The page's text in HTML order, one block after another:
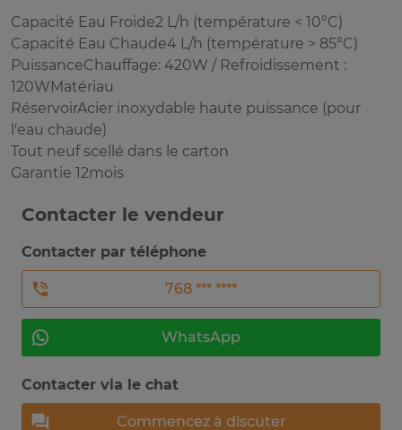
Capacité Eau Froide2 L/h (température < 10°C)
Capacité Eau Chaude4 L/h (température > 85°C)
PuissanceChauffage: 420W / Refroidissement :
120WMatériau
RéservoirAcier inoxydable haute puissance (pour
l'eau chaude)
Tout neuf scellé dans le carton
Garantie 12mois
Contacter le vendeur
Contacter par téléphone
768 *** ****
WhatsApp
Contacter via le chat
Commencez à discuter